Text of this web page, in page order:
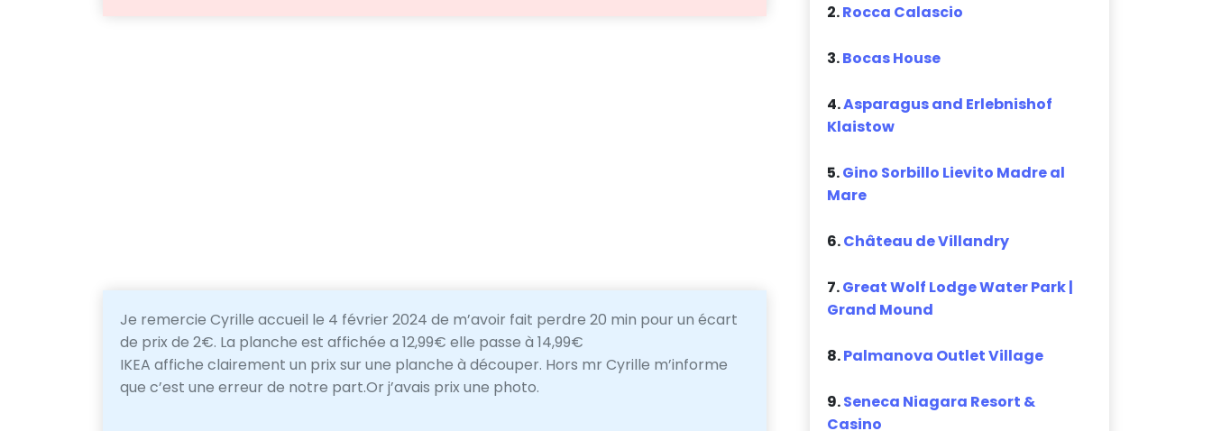
Je remercie Cyrille accueil le 4 février 2024 de m’avoir fait perdre 20 min pour un écart
de prix de 2€. La planche est affichée a 12,99€ elle passe à 14,99€
IKEA affiche clairement un prix sur une planche à découper. Hors mr Cyrille m’informe
que c’est une erreur de notre part.Or j’avais prix une photo.
2.Rocca Calascio
3.Bocas House
4.Asparagus and Erlebnishof
Klaistow
5.Gino Sorbillo Lievito Madre al
Mare
6.Château de Villandry
7.Great Wolf Lodge Water Park |
Grand Mound
8.Palmanova Outlet Village
9.Seneca Niagara Resort &
Casino